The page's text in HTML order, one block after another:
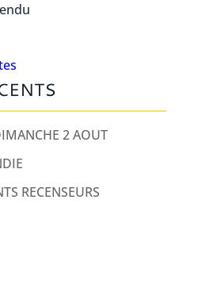
2 AOUT
RECENSEURS